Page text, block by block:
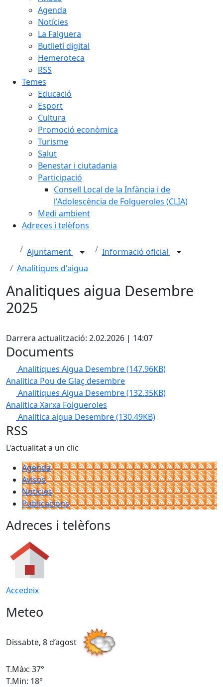
Agenda
Notícies
La Falguera
Butlletí digital
Hemeroteca
RSS
Temes
Educació
Esport
Cultura
Promoció econòmica
Turisme
Salut
Benestar i ciutadania
Participació
Consell Local de la Infància i de
l'Adolescència de Folgueroles (CLIA)
Medi ambient
Adreces i telèfons
Ajuntament
Informació oficial
Analítiques d'aigua
Analitiques aigua Desembre
2025
Darrera actualització: 2.02.2026 | 14:07
Documents
Analitiques Aigua Desembre(147.96KB)
Analitica Pou de Glaç desembre
Analitiques Aigua Desembre(132.35KB)
Analitica Xarxa Folgueroles
Analitica aigua Desembre(130.49KB)
RSS
L'actualitat a un clic
Agenda
Avisos
Notícies
Publicacions
Adreces i telèfons
Accedeix
Meteo
Dissabte, 8 d’agost
T.Màx: 37°
T.Min: 18°